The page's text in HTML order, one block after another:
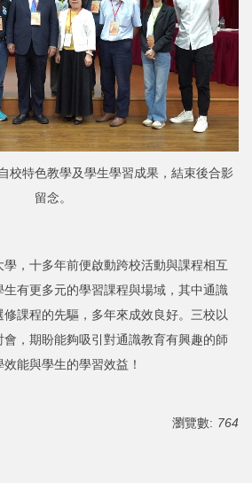
校特色教學及學生學習成果，結束後合影
留念。
，十多年前便啟動跨校活動與課程相互
有更多元的學習課程與場域，其中通識
課程的先驅，多年來成效良好。三校以
，期盼能夠吸引對通識教育有興趣的師
能與學生的學習效益！
瀏覽數: 764